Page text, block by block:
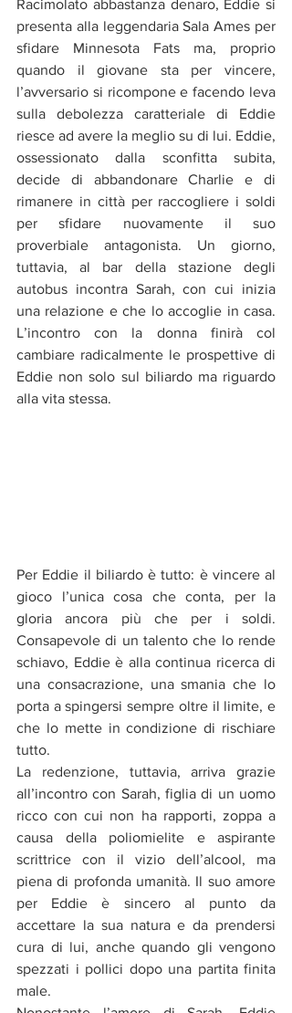
Racimolato abbastanza denaro, Eddie si
presenta alla leggendaria Sala Ames per
sfidare Minnesota Fats ma, proprio
quando il giovane sta per vincere,
l’avversario si ricompone e facendo leva
sulla debolezza caratteriale di Eddie
riesce ad avere la meglio su di lui. Eddie,
ossessionato dalla sconfitta subita,
decide di abbandonare Charlie e di
rimanere in città per raccogliere i soldi
per sfidare nuovamente il suo
proverbiale antagonista. Un giorno,
tuttavia, al bar della stazione degli
autobus incontra Sarah, con cui inizia
una relazione e che lo accoglie in casa.
L’incontro con la donna finirà col
cambiare radicalmente le prospettive di
Eddie non solo sul biliardo ma riguardo
alla vita stessa.
Per Eddie il biliardo è tutto: è vincere al
gioco l’unica cosa che conta, per la
gloria ancora più che per i soldi.
Consapevole di un talento che lo rende
schiavo, Eddie è alla continua ricerca di
una consacrazione, una smania che lo
porta a spingersi sempre oltre il limite, e
che lo mette in condizione di rischiare
tutto.
La redenzione, tuttavia, arriva grazie
all’incontro con Sarah, figlia di un uomo
ricco con cui non ha rapporti, zoppa a
causa della poliomielite e aspirante
scrittrice con il vizio dell’alcool, ma
piena di profonda umanità. Il suo amore
per Eddie è sincero al punto da
accettare la sua natura e da prendersi
cura di lui, anche quando gli vengono
spezzati i pollici dopo una partita finita
male.